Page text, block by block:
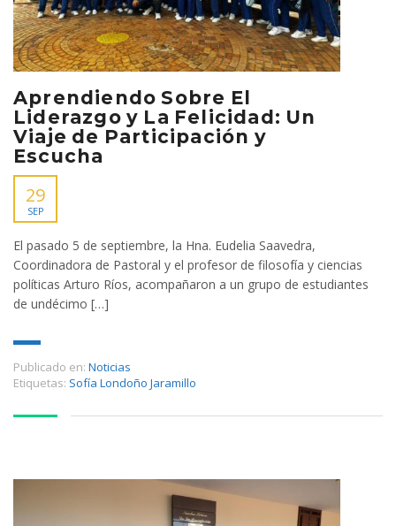
Aprendiendo Sobre El
Liderazgo y La Felicidad: Un
Viaje de Participación y
Escucha
29
SEP
El pasado 5 de septiembre, la Hna. Eudelia Saavedra,
Coordinadora de Pastoral y el profesor de filosofía y ciencias
políticas Arturo Ríos, acompañaron a un grupo de estudiantes
de undécimo […]
Publicado en: Noticias
Etiquetas: Sofía Londoño Jaramillo